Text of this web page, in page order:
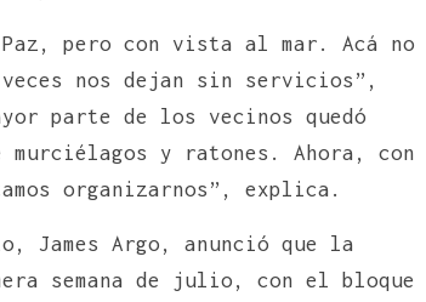
pero con vista al mar. Acá no
nos dejan sin servicios”,
parte de los vecinos quedó
murciélagos y ratones. Ahora, con
organizarnos”, explica.
James Argo, anunció que la
semana de julio, con el bloque